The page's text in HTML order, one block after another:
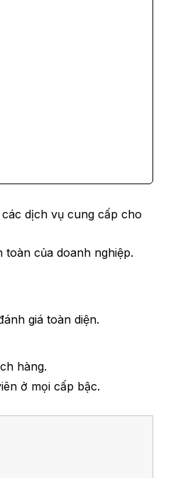
dịch vụ cung cấp cho
của doanh nghiệp.
giá toàn diện.
hàng.
ở mọi cấp bậc.